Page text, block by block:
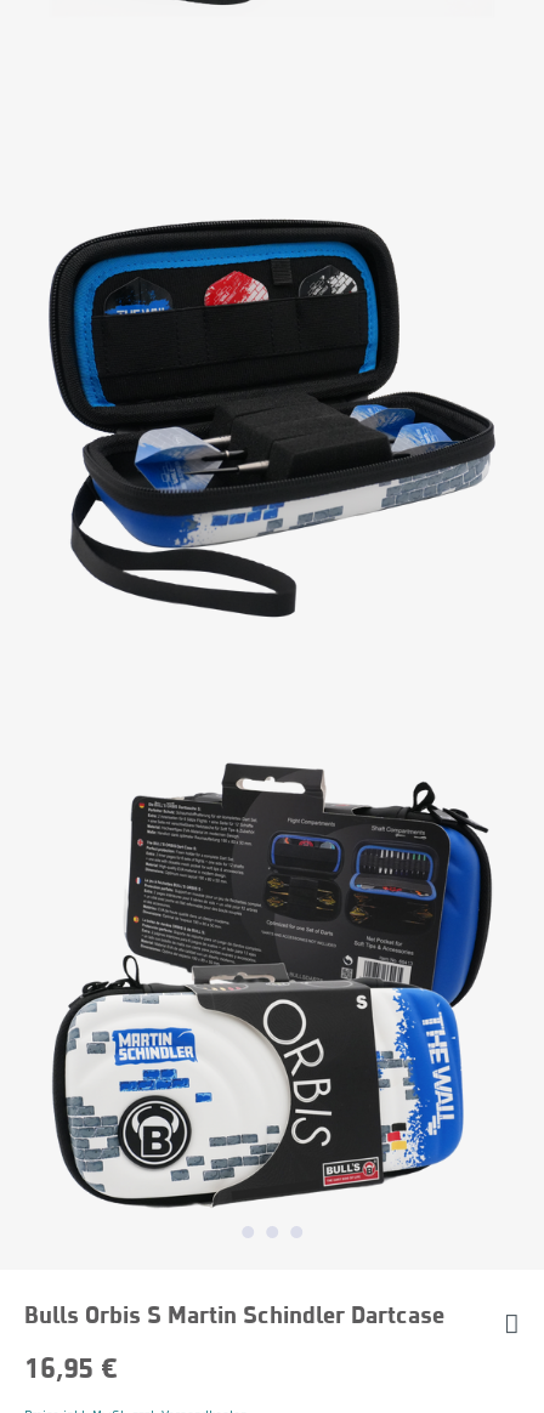
Bulls Orbis S Martin Schindler Dartcase
16,95 €